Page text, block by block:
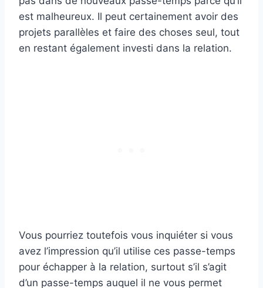
est malheureux. Il peut certainement avoir des
projets parallèles et faire des choses seul, tout
en restant également investi dans la relation.
Vous pourriez toutefois vous inquiéter si vous
avez l’impression qu’il utilise ces passe-temps
pour échapper à la relation, surtout s’il s’agit
d’un passe-temps auquel il ne vous permet